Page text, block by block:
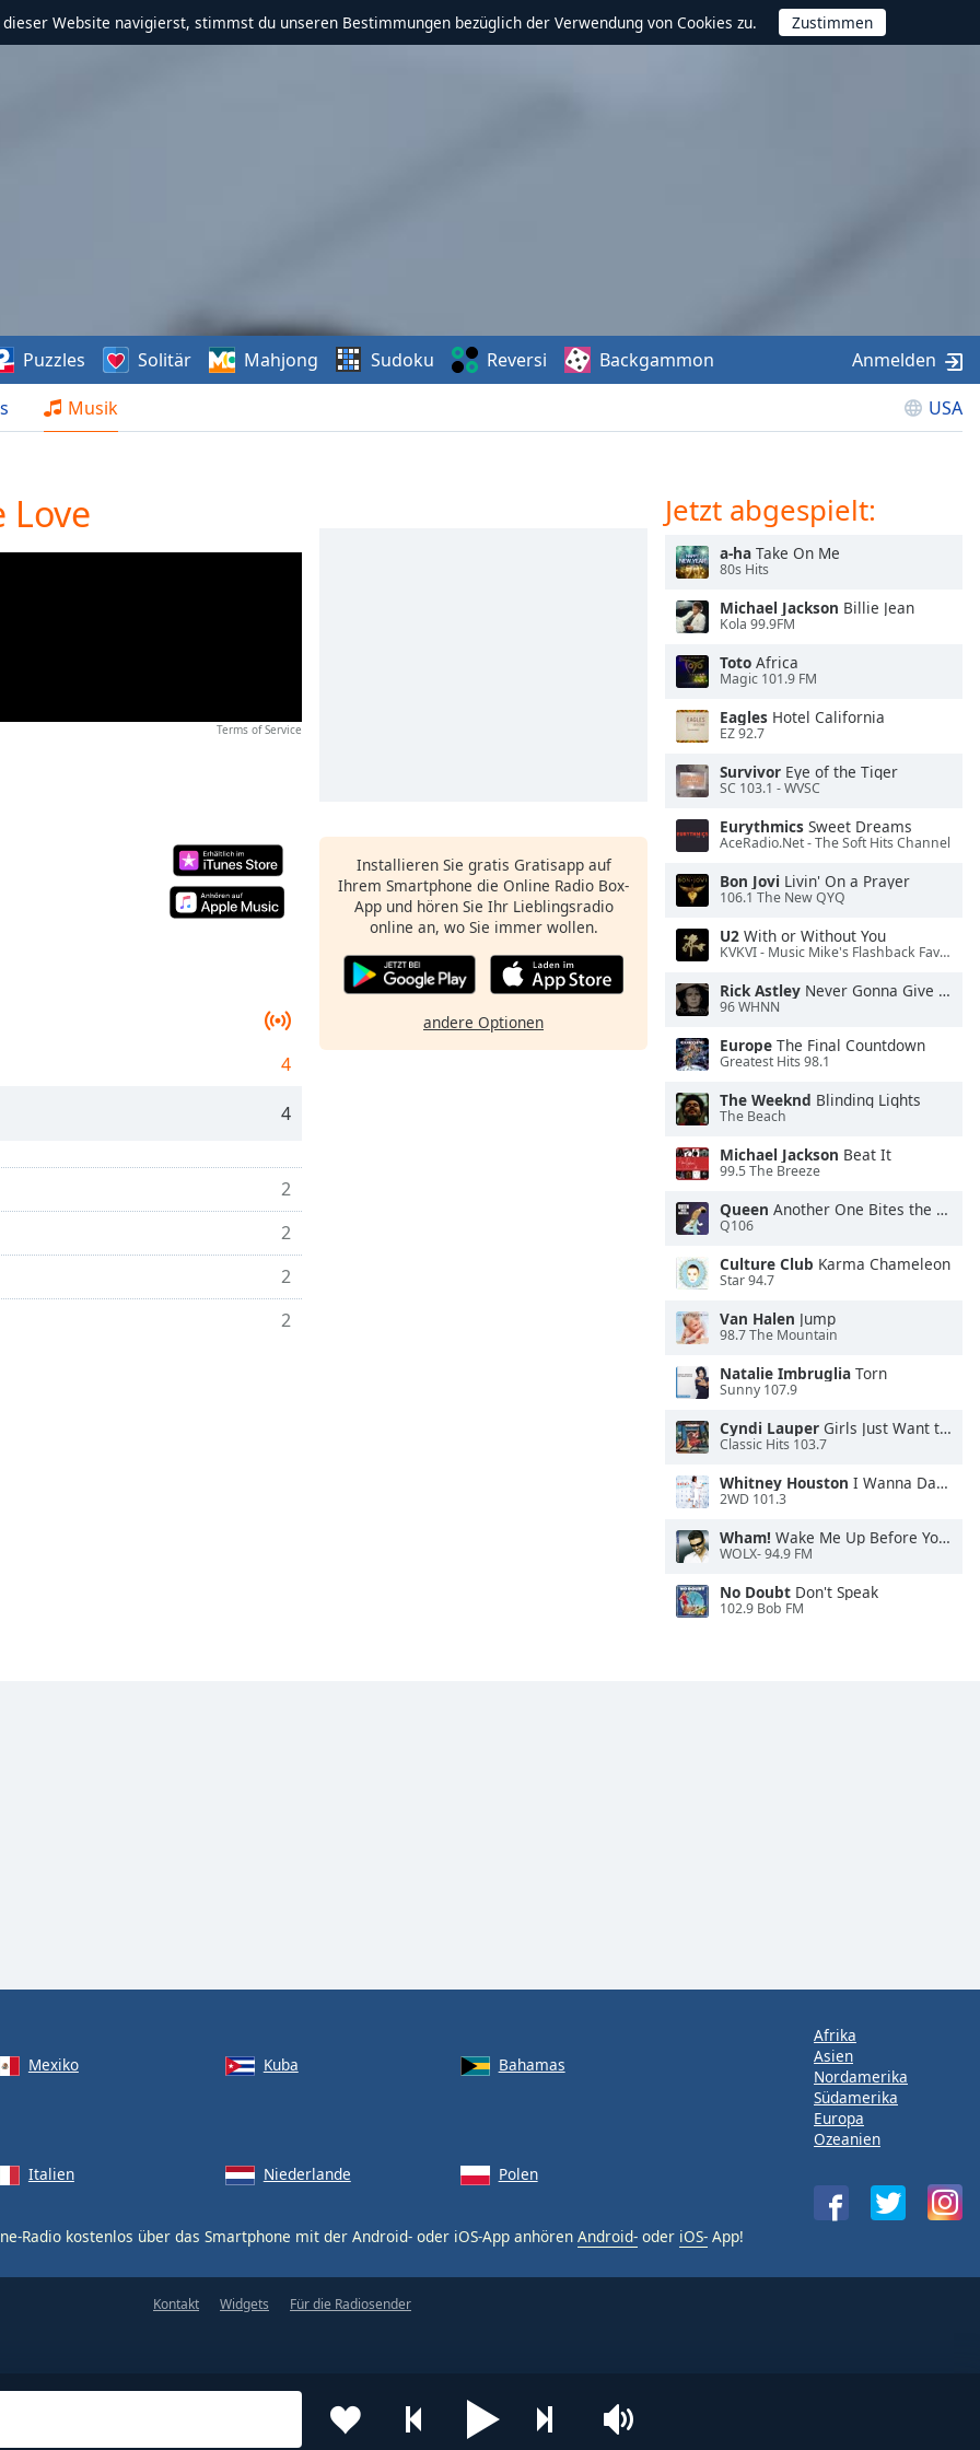
Website navigierst, stimmst du unseren Bestimmungen bezüglich der Verwendung von Cookies zu.
Musik USA
Puzzles Solitär Mahjong Sudoku Reversi Backgammon Anmelden
Love
Terms of Service
4
4
2
2
2
2
Installieren Sie gratis Gratisapp auf
Ihrem Smartphone die Online Radio Box-
App und hören Sie Ihr Lieblingsradio
online an, wo Sie immer wollen.
andere Optionen
Jetzt abgespielt:
a-ha Take On Me
80s Hits
Michael Jackson Billie Jean
Kola 99.9FM
Toto Africa
Magic 101.9 FM
Eagles Hotel California
EZ 92.7
Survivor Eye of the Tiger
SC 103.1 - WVSC
Eurythmics Sweet Dreams
AceRadio.Net - The Soft Hits Channel
Bon Jovi Livin' On a Prayer
106.1 The New QYQ
U2 With or Without You
KVKVI - Music Mike's Flashback Favorites
Rick Astley Never Gonna Give You Up
96 WHNN
Europe The Final Countdown
Greatest Hits 98.1
The Weeknd Blinding Lights
The Beach
Michael Jackson Beat It
99.5 The Breeze
Queen Another One Bites the Dust
Q106
Culture Club Karma Chameleon
Star 94.7
Van Halen Jump
98.7 The Mountain
Natalie Imbruglia Torn
Sunny 107.9
Cyndi Lauper Girls Just Want to Have Fun
Classic Hits 103.7
Whitney Houston I Wanna Dance With Somebody
2WD 101.3
Wham! Wake Me Up Before You Go-Go
WOLX- 94.9 FM
No Doubt Don't Speak
102.9 Bob FM
Mexiko Kuba
Bahamas
Italien Niederlande Polen
Radio kostenlos über das Smartphone mit der Android- oder iOS-App anhören Android- oder iOS- App!
Afrika
Asien
Nordamerika
Südamerika
Europa
Ozeanien
Kontakt Widgets Für die Radiosender